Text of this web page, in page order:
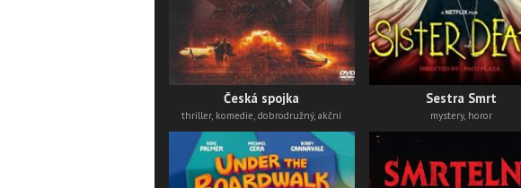
Česká spojka
thriller, komedie, dobrodružný, akční
Sestra Smrt
mystery, horor